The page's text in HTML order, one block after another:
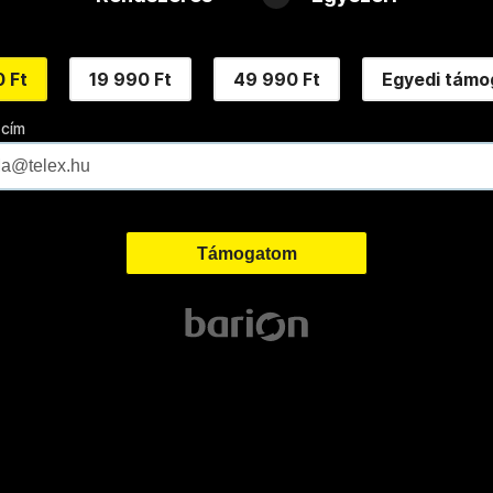
Ft 19 990 Ft 49 990 Ft Egyedi